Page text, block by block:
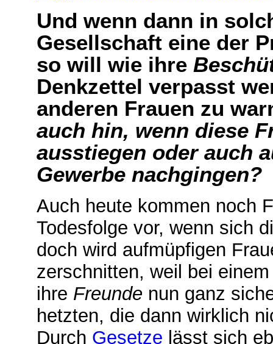
Und wenn dann in
Gesellschaft eine der
so will wie ihre
Denkzettel verpasst
anderen Frauen zu
auch hin, wenn diese
ausstiegen oder auch
Gewerbe nachgingen?
Auch heute kommen noch
Todesfolge vor, wenn sich
doch wird aufmüpfigen
zerschnitten, weil bei
ihre Freunde nun ganz
hetzten, die dann wirklich
Durch Gesetze lässt sich